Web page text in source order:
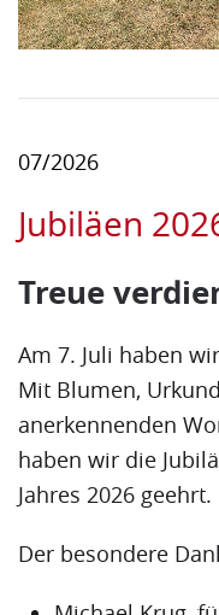
07/2026
Jubiläen
Treue
Am 7. Juli haben
Mit Blumen,
anerkennenden
haben wir die
Jahres 2026 geehrt.
Der besondere